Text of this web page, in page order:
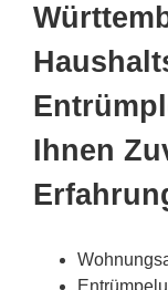
Ihnen